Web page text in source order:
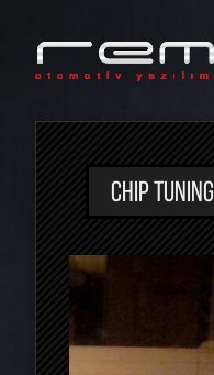
CHIP TUNING